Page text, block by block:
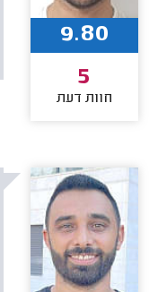
9.80
5
חוות דעת